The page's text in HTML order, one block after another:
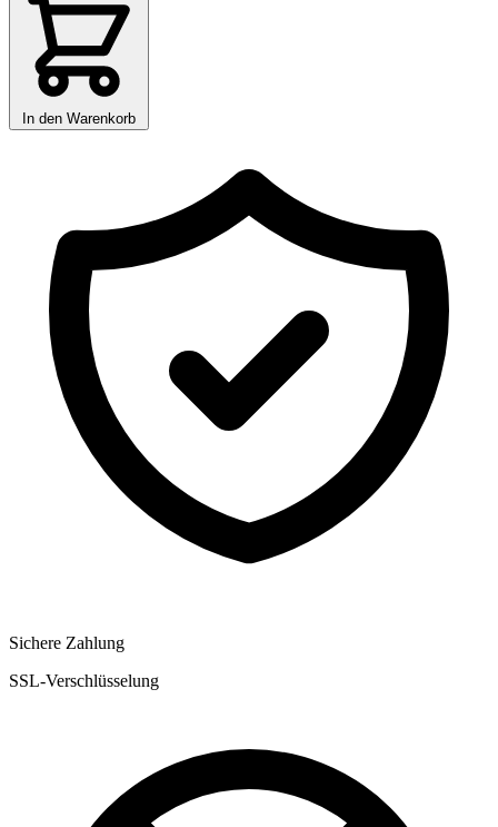
In den Warenkorb
Sichere Zahlung
SSL-Verschlüsselung